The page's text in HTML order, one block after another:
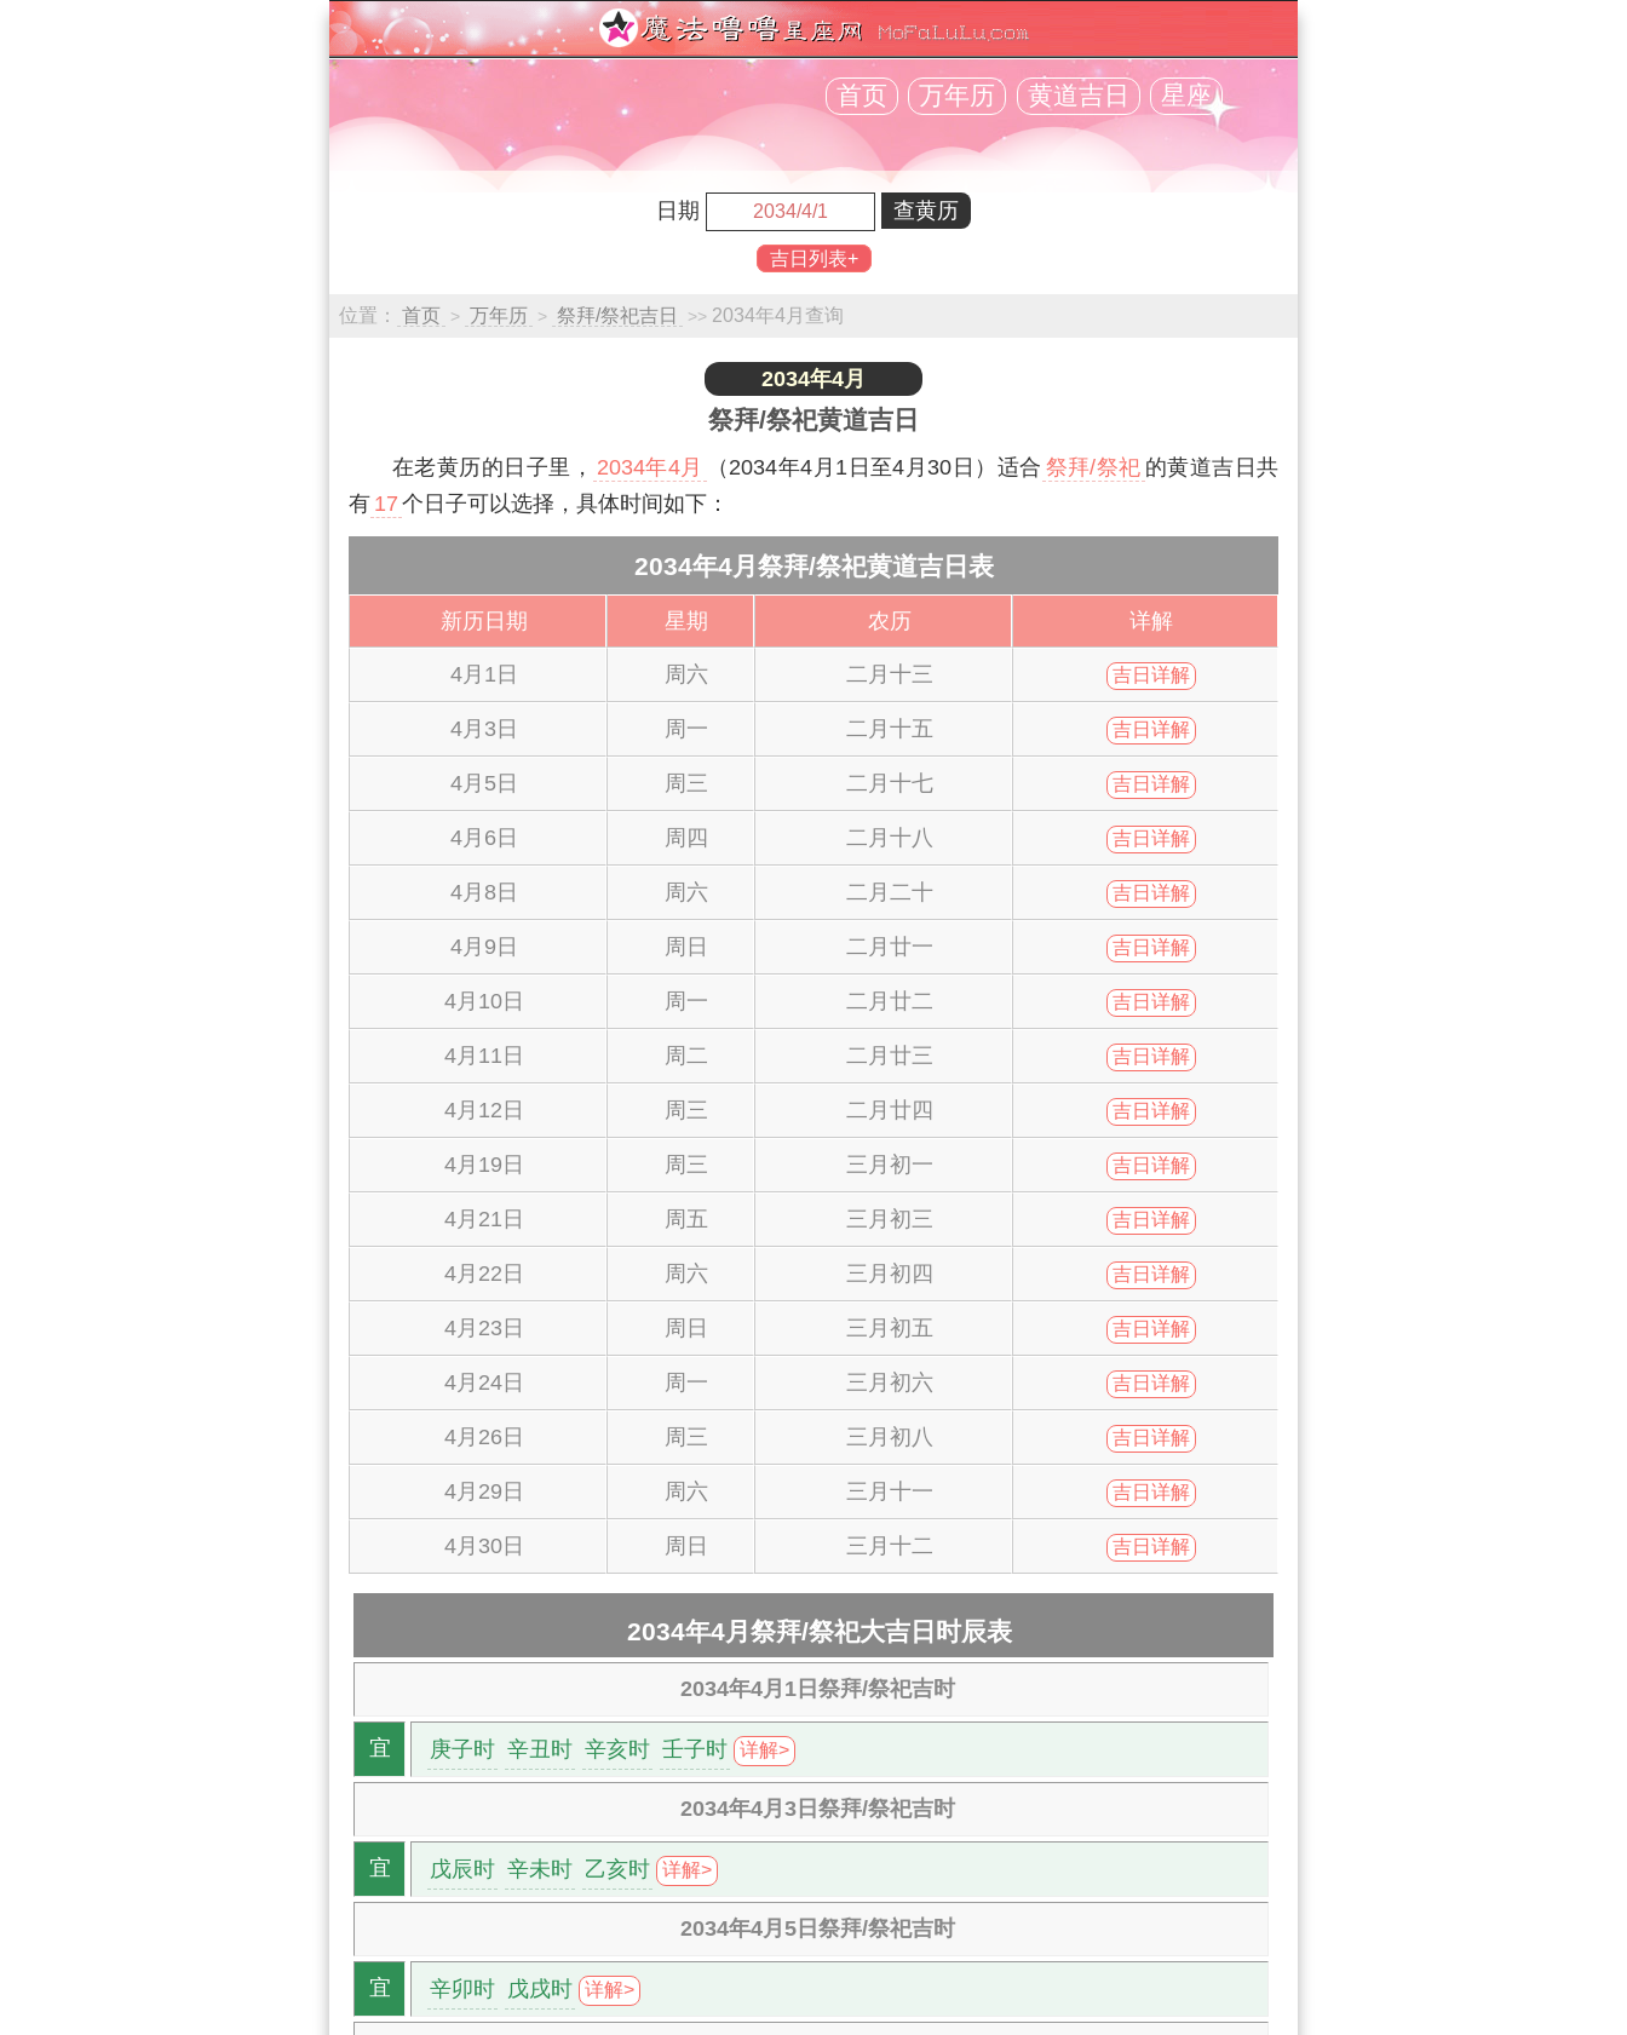
首页 万年历 黄道吉日 星座
日期
吉日列表+
位置： 首页 > 万年历 > 祭拜/祭祀吉日 >> 2034年4月查询
2034年4月
祭拜/祭祀黄道吉日
在老黄历的日子里， 2034年4月 （2034年4月1日至4月30日）适合 祭拜/祭祀 的黄道吉日共
有 17 个日子可以选择，具体时间如下：
2034年4月祭拜/祭祀黄道吉日表
新历日期 星期 农历 详解
4月1日 周六 二月十三 吉日详解
4月3日 周一 二月十五 吉日详解
4月5日 周三 二月十七 吉日详解
4月6日 周四 二月十八 吉日详解
4月8日 周六 二月二十 吉日详解
4月9日 周日 二月廿一 吉日详解
4月10日 周一 二月廿二 吉日详解
4月11日 周二 二月廿三 吉日详解
4月12日 周三 二月廿四 吉日详解
4月19日 周三 三月初一 吉日详解
4月21日 周五 三月初三 吉日详解
4月22日 周六 三月初四 吉日详解
4月23日 周日 三月初五 吉日详解
4月24日 周一 三月初六 吉日详解
4月26日 周三 三月初八 吉日详解
4月29日 周六 三月十一 吉日详解
4月30日 周日 三月十二 吉日详解
2034年4月祭拜/祭祀大吉日时辰表
2034年4月1日祭拜/祭祀吉时
宜 庚子时 辛丑时 辛亥时 壬子时 详解>
2034年4月3日祭拜/祭祀吉时
宜 戊辰时 辛未时 乙亥时 详解>
2034年4月5日祭拜/祭祀吉时
宜 辛卯时 戊戌时 详解>